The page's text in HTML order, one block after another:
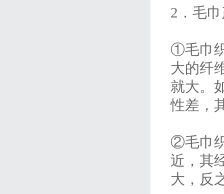
2．毛
①毛巾
大的纤
就大。
性差，
②毛巾
近，其
大，反